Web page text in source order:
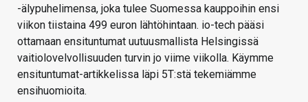
-älypuhelimensa, joka tulee Suomessa kauppoihin ensi
viikon tiistaina 499 euron lähtöhintaan. io-tech pääsi
ottamaan ensituntumat uutuusmallista Helsingissä
vaitiolovelvollisuuden turvin jo viime viikolla. Käymme
ensituntumat-artikkelissa läpi 5T:stä tekemiämme
ensihuomioita.